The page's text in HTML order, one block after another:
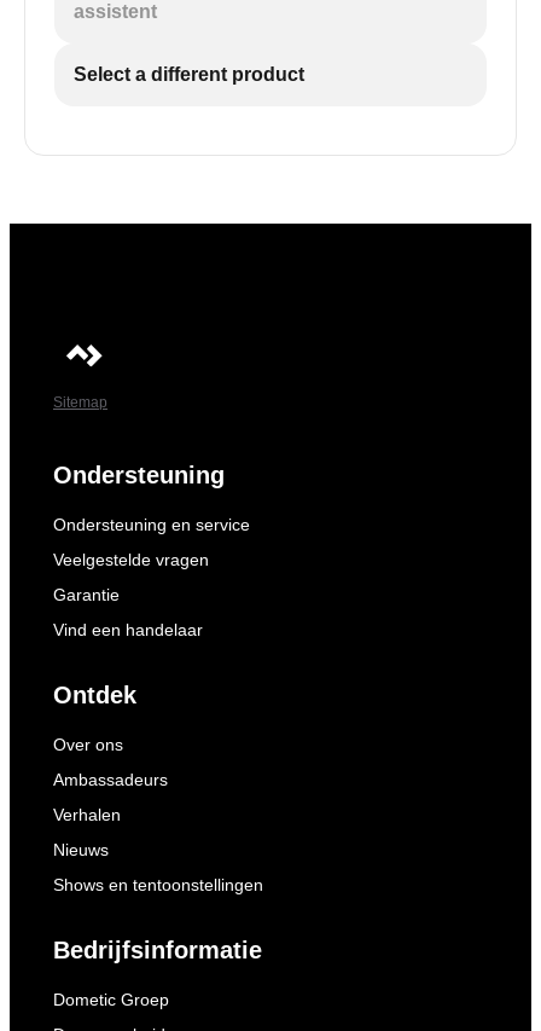
assistent
Select a different product
Sitemap
Ondersteuning
Ondersteuning en service
Veelgestelde vragen
Garantie
Vind een handelaar
Ontdek
Over ons
Ambassadeurs
Verhalen
Nieuws
Shows en tentoonstellingen
Bedrijfsinformatie
Dometic Groep